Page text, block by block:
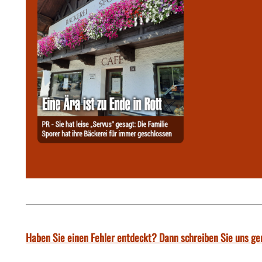
Haben Sie einen Fehler entdeckt? Dann schreiben Sie uns